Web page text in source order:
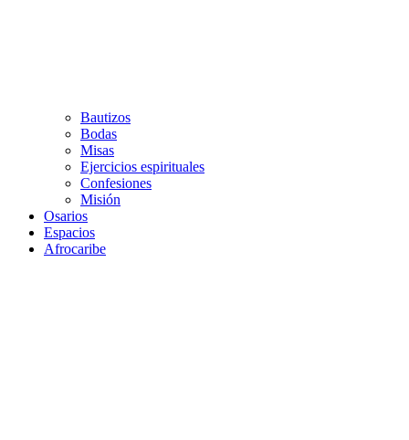
Bautizos
Bodas
Misas
Ejercicios espirituales
Confesiones
Misión
Osarios
Espacios
Afrocaribe